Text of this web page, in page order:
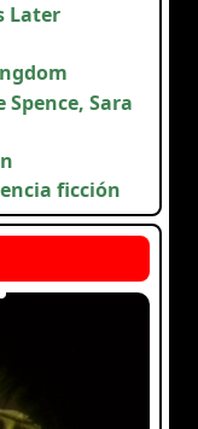
Later
Spence, Sara
ficción